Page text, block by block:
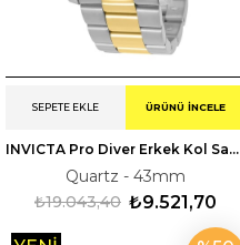
INVICTA Pro Diver Erkek Kol Saati 330809
Quartz - 43mm
₺9.521,70
₺19.043,40
SEPETE EKLE ÜRÜNÜ İNCELE